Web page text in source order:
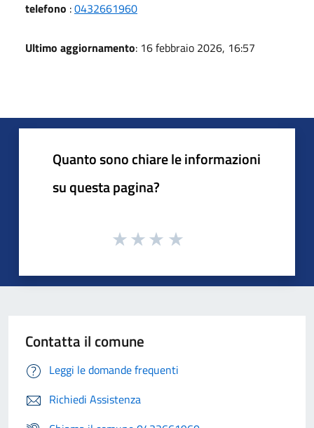
telefono :0432661960
Ultimo aggiornamento: 16 febbraio 2026, 16:57
Quanto sono chiare le informazioni
su questa pagina?
Contatta il comune
Leggi le domande frequenti
Richiedi Assistenza